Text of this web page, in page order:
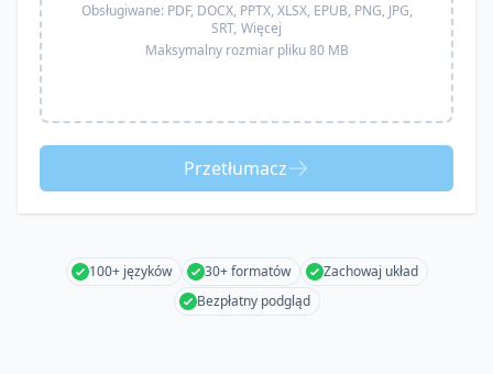
Obsługiwane: PDF, DOCX, PPTX, XLSX, EPUB, PNG, JPG,
SRT, Więcej
Maksymalny rozmiar pliku 80 MB
Przetłumacz
100+ języków 30+ formatów
Zachowaj układ
Bezpłatny podgląd